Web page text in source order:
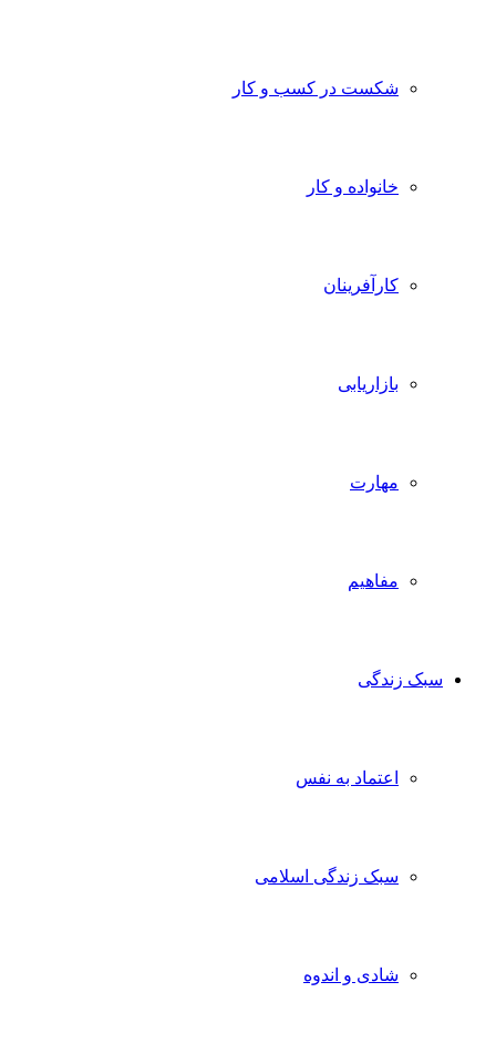
شکست در کسب و کار
خانواده و کار
کارآفرینان
بازاریابی
مهارت
مفاهیم
سبک زندگی
اعتماد به نفس
سبک زندگی اسلامی
شادی و اندوه